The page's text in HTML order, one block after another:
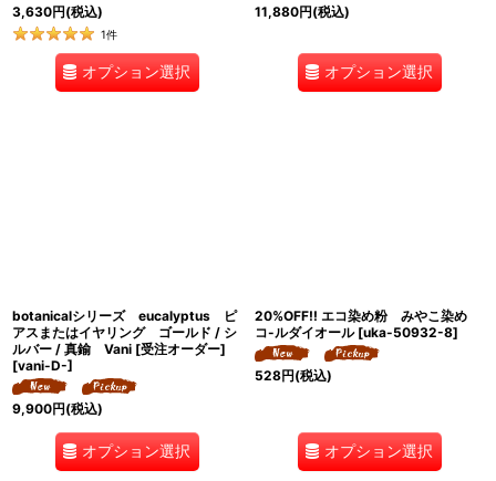
3,630円(税込)
1件
オプション選択
11,880円(税込)
オプション選択
botanicalシリーズ eucalyptus ピ
アスまたはイヤリング ゴールド / シ
ルバー / 真鍮 Vani [受注オーダー]
[vani-D-]
9,900円(税込)
オプション選択
20%OFF!! エコ染め粉 みやこ染め
コ-ルダイオール [uka-50932-8]
528円(税込)
オプション選択